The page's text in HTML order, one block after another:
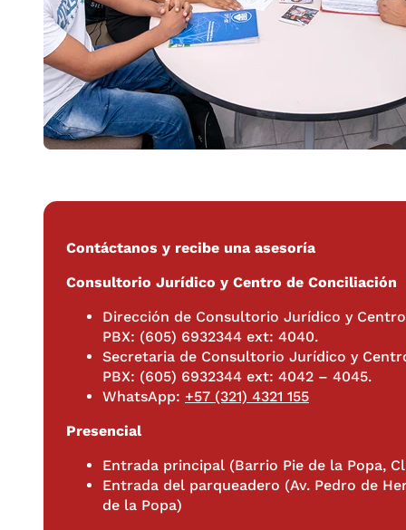
Contáctanos y recibe una asesoría
Consultorio Jurídico y Centro de Conciliación
Dirección de Consultorio Jurídico y
PBX: (605) 6932344 ext: 4040.
Secretaria de Consultorio Jurídico y
PBX: (605) 6932344 ext: 4042 – 4045.
WhatsApp: +57 (321) 4321 155
Presencial
Entrada principal (Barrio Pie de la Popa,
Entrada del parqueadero (Av. Pedro de
de la Popa)